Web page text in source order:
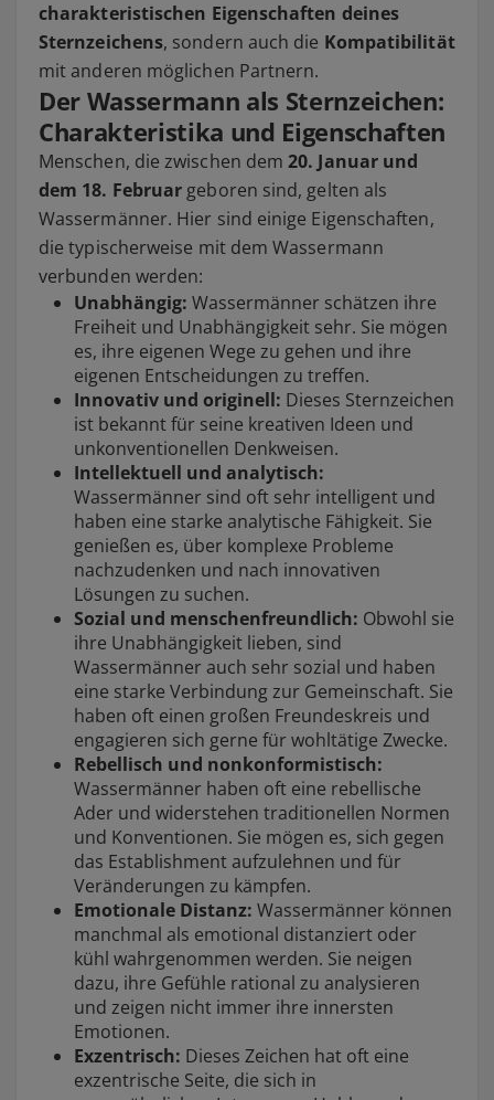
charakteristischen Eigenschaften deines
Sternzeichens, sondern auch die Kompatibilität
mit anderen möglichen Partnern.
Der Wassermann als Sternzeichen:
Charakteristika und Eigenschaften
Menschen, die zwischen dem20. Januar und
dem 18. Februar geboren sind, gelten als
Wassermänner. Hier sind einige Eigenschaften,
die typischerweise mit dem Wassermann
verbunden werden:
Unabhängig: Wassermänner schätzen ihre
Freiheit und Unabhängigkeit sehr. Sie mögen
es, ihre eigenen Wege zu gehen und ihre
eigenen Entscheidungen zu treffen.
Innovativ und originell: Dieses Sternzeichen
ist bekannt für seine kreativen Ideen und
unkonventionellen Denkweisen.
Intellektuell und analytisch:
Wassermänner sind oft sehr intelligent und
haben eine starke analytische Fähigkeit. Sie
genießen es, über komplexe Probleme
nachzudenken und nach innovativen
Lösungen zu suchen.
Sozial und menschenfreundlich: Obwohl sie
ihre Unabhängigkeit lieben, sind
Wassermänner auch sehr sozial und haben
eine starke Verbindung zur Gemeinschaft. Sie
haben oft einen großen Freundeskreis und
engagieren sich gerne für wohltätige Zwecke.
Rebellisch und nonkonformistisch:
Wassermänner haben oft eine rebellische
Ader und widerstehen traditionellen Normen
und Konventionen. Sie mögen es, sich gegen
das Establishment aufzulehnen und für
Veränderungen zu kämpfen.
Emotionale Distanz: Wassermänner können
manchmal als emotional distanziert oder
kühl wahrgenommen werden. Sie neigen
dazu, ihre Gefühle rational zu analysieren
und zeigen nicht immer ihre innersten
Emotionen.
Exzentrisch: Dieses Zeichen hat oft eine
exzentrische Seite, die sich in